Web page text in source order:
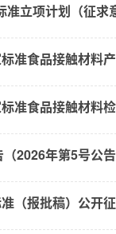
2026年第5号公告
（报批稿）公开